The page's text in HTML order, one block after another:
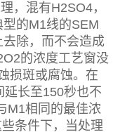
混有H2SO4，
的M1线的SEM
除，而不会造成
的浓度工艺窗没
损斑或腐蚀。在
长至150秒也不
M1相同的最佳浓
条件下，当处理